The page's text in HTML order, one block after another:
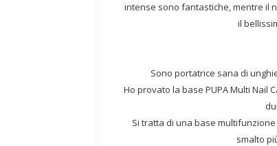
intense sono fantastiche, mentre il
il
Sono portatrice sana di
Ho provato la base PUPA Multi Nail
Si tratta di una base
smalto